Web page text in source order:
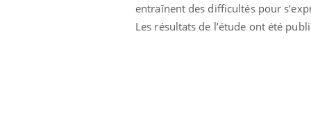
entraînent des difficultés pour
Les résultats de l’étude ont été
La sieste empêche-t-elle
de dormir la nuit ?